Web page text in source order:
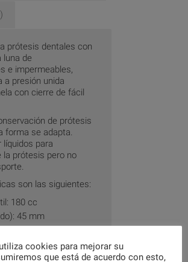
prótesis dentales con
luna de
e impermeables,
a presión unida
con cierre de fácil
de prótesis
forma se adapta.
líquidos para
la prótesis pero no
son las siguientes:
180 cc
45 mm
luna): 87 mm
cookies para mejorar su
que está de acuerdo con esto,